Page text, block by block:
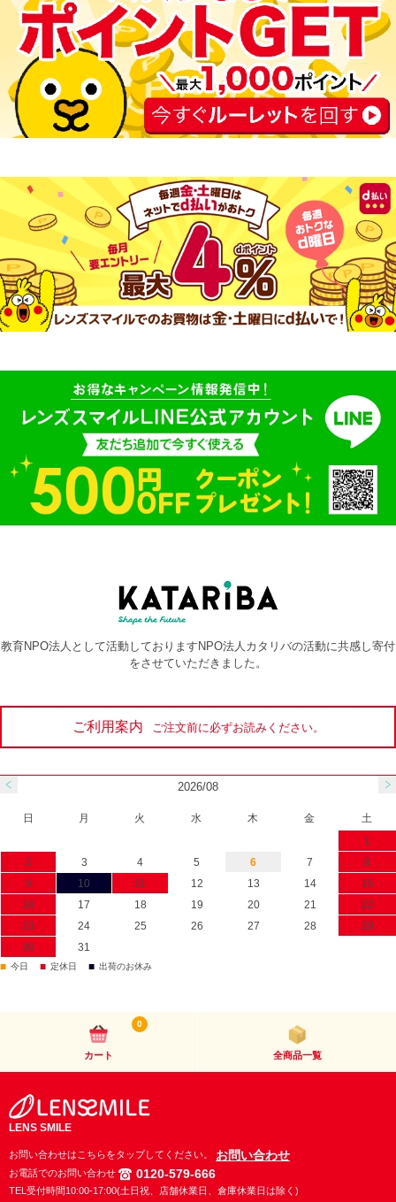
教育NPO法人として活動しておりますNPO法人カタリバの活動に共感し寄付
をさせていただきました。
ご利用案内 ご注文前に必ずお読みください。
2026/08
日 月 火 水 木 金
土
1
2
3 4 5 6 7
8
9
10 11 12 13 14
15
16
17 18 19 20 21
22
23
24 25 26 27 28
29
30
31
■ 今日 ■ 定休日 ■ 出荷のお休み
カート
0
全商品一覧
LENS SMILE
お問い合わせはこちらをタップしてください。 お問い合わせ
お電話でのお問い合わせ 0120-579-666
TEL受付時間10:00-17:00(土日祝、店舗休業日、倉庫休業日は除く)